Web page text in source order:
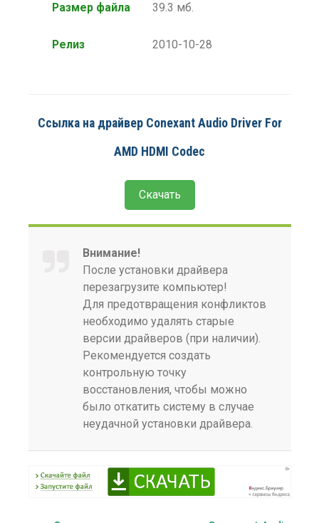
Размер файла 39.3 мб.
Релиз 2010-10-28
Ссылка на драйвер Conexant Audio Driver For
AMD HDMI Codec
Скачать
Внимание!
После установки драйвера
перезагрузите компьютер!
Для предотвращения конфликтов
необходимо удалять старые
версии драйверов (при наличии).
Рекомендуется создать
контрольную точку
восстановления, чтобы можно
было откатить систему в случае
неудачной установки драйвера.